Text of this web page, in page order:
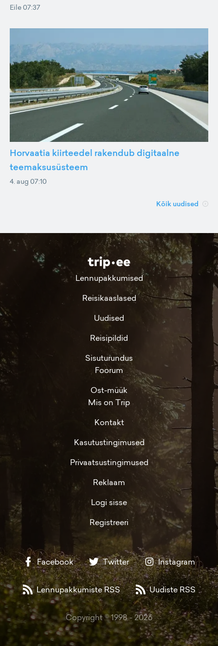
Eile 07:37
Horvaatia kiirteedel rakendub digitaalne
teemaksusüsteem
4. aug 07:10
Kõik uudised
Lennupakkumised
Reisikaaslased
Uudised
Reisipildid
Sisuturundus
Foorum
Ost-müük
Mis on Trip
Kontakt
Kasutustingimused
Privaatsustingimused
Reklaam
Logi sisse
Registreeri
Facebook Twitter Instagram
Lennupakkumiste RSS Uudiste RSS
Copyright © 1998 -2026